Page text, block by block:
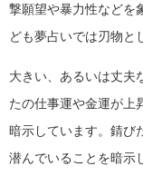
撃願望や暴力性などを
ども夢占いでは刃物と
大きい、あるいは丈夫
たの仕事運や金運が上
暗示しています。錆び
潜んでいることを暗示